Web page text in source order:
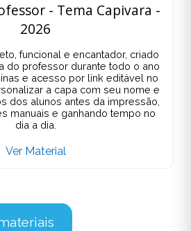
- Tema Capivara -
2026
funcional e encantador, criado
do professor durante todo o ano
e acesso por link editável no
a capa com seu nome e
dos alunos antes da impressão,
manuais e ganhando tempo no
dia a dia.
Ver Material